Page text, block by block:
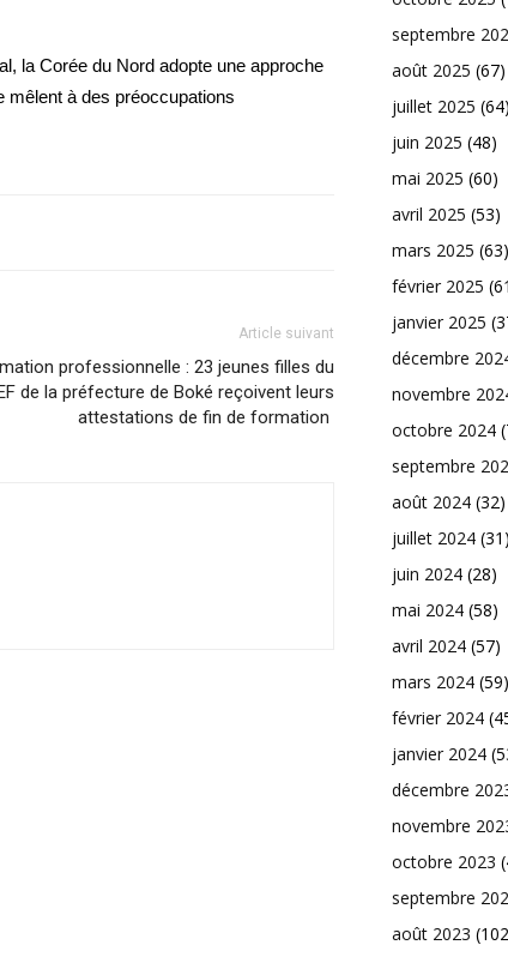
la Corée du Nord adopte une approche
mêlent à des préoccupations
Article suivant
professionnelle : 23 jeunes filles du
de la préfecture de Boké reçoivent leurs
attestations de fin de formation
septembre
août 2025 (67)
juillet 2025 (64)
juin 2025 (48)
mai 2025 (60)
avril 2025 (53)
mars 2025 (63)
février 2025
janvier 2025
décembre
novembre
octobre 2024
septembre
août 2024 (32)
juillet 2024 (31)
juin 2024 (28)
mai 2024 (58)
avril 2024 (57)
mars 2024 (59)
février 2024
janvier 2024
décembre
novembre
octobre 2023
septembre
août 2023